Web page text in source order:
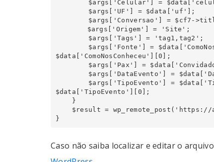
$data['ComoNosConheceu'][0];
$data['TipoEvento'][0];
}
Caso não saiba localizar e editar o arquivo